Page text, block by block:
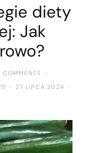
diety
Jak
COMMENTS
27 LIPCA 2024